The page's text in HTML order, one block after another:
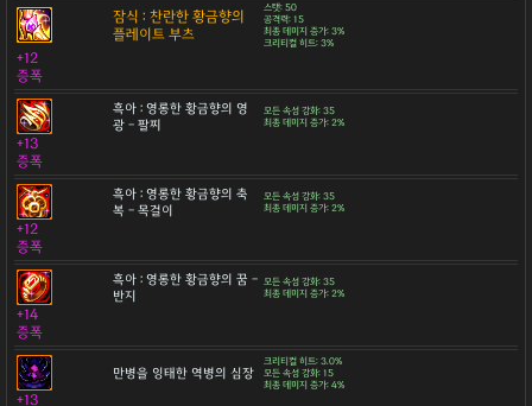
잠식 : 찬란한 황금향의
플레이트 부츠
스탯: 50
공격력: 15
최종 데미지 증가: 3%
크리티컬 히트: 3%
+12
증폭
흑아 : 영롱한 황금향의 영
광 - 팔찌
모든 속성 강화: 35
최종 데미지 증가: 2%
+13
증폭
흑아 : 영롱한 황금향의 축
복 - 목걸이
모든 속성 강화: 35
최종 데미지 증가: 2%
+12
증폭
흑아 : 영롱한 황금향의 꿈 -
반지
모든 속성 강화: 35
최종 데미지 증가: 2%
+14
증폭
만병을 잉태한 역병의 심장
크리티컬 히트: 3.0%
모든 속성 강화: 15
최종 데미지 증가: 4%
+13